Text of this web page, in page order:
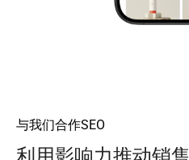
与我们合作SEO